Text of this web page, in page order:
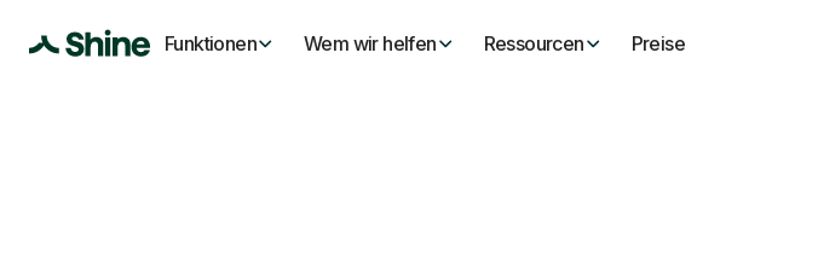
Funktionen Wem wir helfen Ressourcen Preise